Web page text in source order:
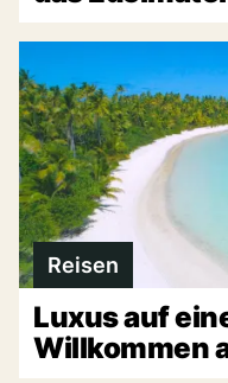
Reisen
Luxus auf
Willkommen